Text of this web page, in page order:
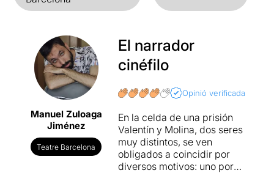
Manuel Zuloaga
Jiménez
Teatre Barcelona
El narrador
cinéfilo
Opinió verificada
En la celda de una prisión
Valentín y Molina, dos seres
muy distintos, se ven
obligados a coincidir por
diversos motivos: uno por